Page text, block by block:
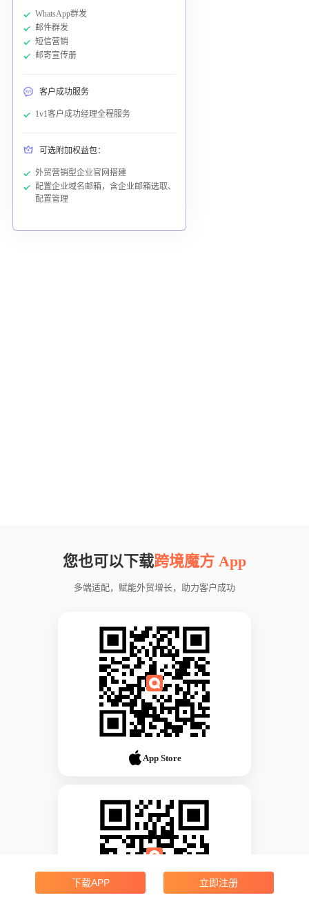
WhatsApp群发
邮件群发
短信营销
邮寄宣传册
客户成功服务
1v1客户成功经理全程服务
可选附加权益包：
外贸营销型企业官网搭建
配置企业域名邮箱，含企业邮箱选取、
配置管理
您也可以下载跨境魔方 App
多端适配，赋能外贸增长，助力客户成功
App Store
下载APP 立即注册